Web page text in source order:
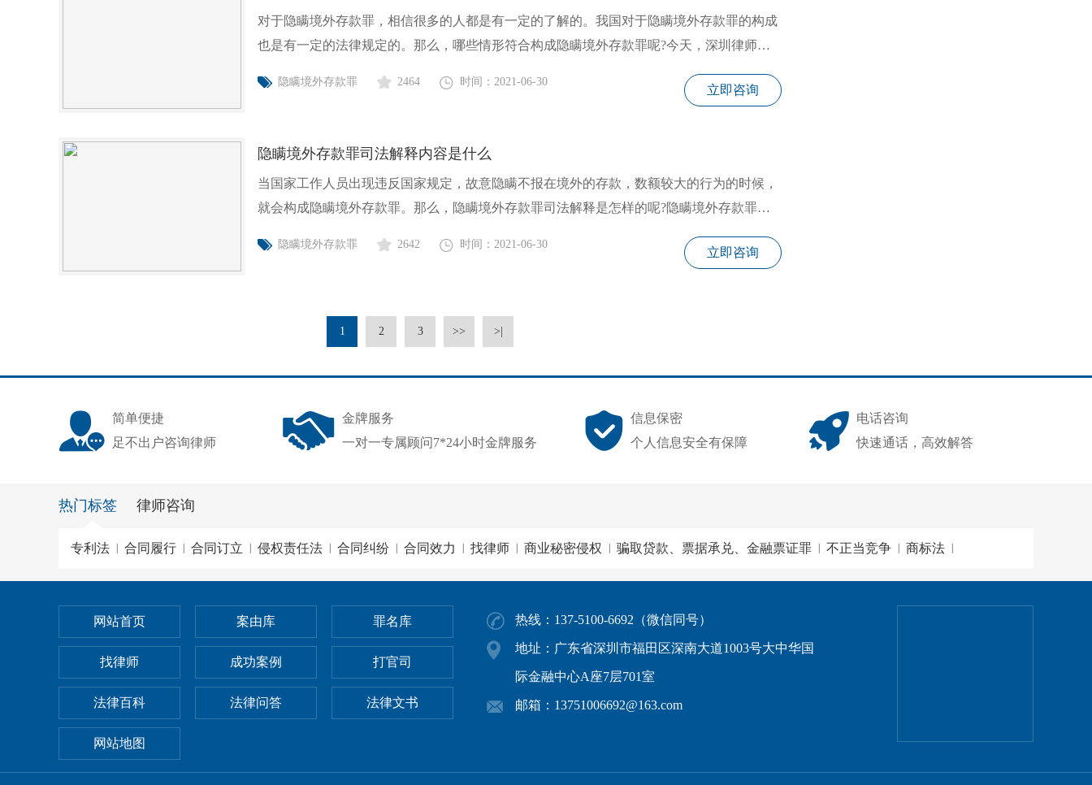
对于隐瞒境外存款罪，相信很多的人都是有一定的了解的。我国对于隐瞒境外存款罪的构成
也是有一定的法律规定的。那么，哪些情形符合构成隐瞒境外存款罪呢?今天，深圳律师网
隐瞒境外存款罪 2464 时间：2021-06-30
立即咨询
隐瞒境外存款罪司法解释内容是什么
当国家工作人员出现违反国家规定，故意隐瞒不报在境外的存款，数额较大的行为的时候，
就会构成隐瞒境外存款罪。那么，隐瞒境外存款罪司法解释是怎样的呢?隐瞒境外存款罪的
隐瞒境外存款罪 2642 时间：2021-06-30
立即咨询
1 2 3 >> >|
简单便捷
足不出户咨询律师
金牌服务
一对一专属顾问7*24小时金牌服务
信息保密
个人信息安全有保障
电话咨询
快速通话，高效解答
热门标签 律师咨询
专利法 | 合同履行 | 合同订立 | 侵权责任法 | 合同纠纷 | 合同效力 | 找律师 | 商业秘密侵权 | 骗取贷款、票据承兑、金融票证罪 | 不正当竞争 | 商标法 |
网站首页 案由库 罪名库
找律师 成功案例 打官司
法律百科 法律问答 法律文书
网站地图
热线：137-5100-6692（微信同号）
地址：广东省深圳市福田区深南大道1003号大中华国
际金融中心A座7层701室
邮箱：13751006692@163.com